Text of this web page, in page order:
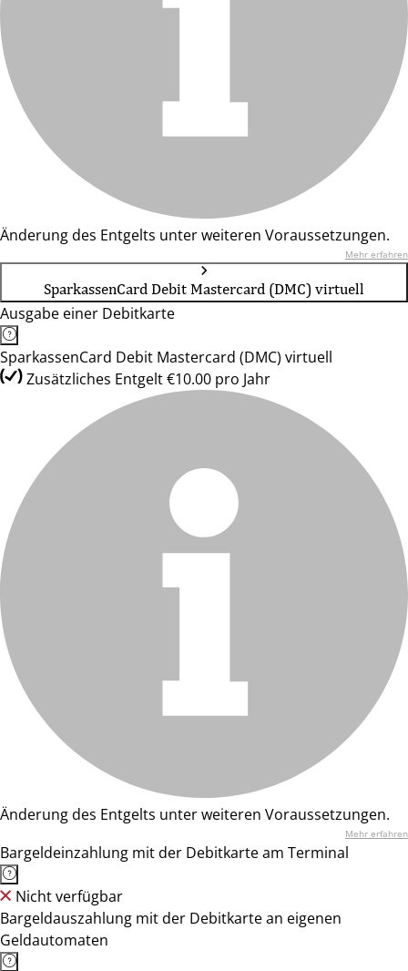
Änderung des Entgelts unter weiteren Voraussetzungen.
Mehr erfahren
SparkassenCard Debit Mastercard (DMC) virtuell
Ausgabe einer Debitkarte
SparkassenCard Debit Mastercard (DMC) virtuell
Zusätzliches Entgelt €10.00 pro Jahr
Änderung des Entgelts unter weiteren Voraussetzungen.
Mehr erfahren
Bargeldeinzahlung mit der Debitkarte am Terminal
Nicht verfügbar
Bargeldauszahlung mit der Debitkarte an eigenen
Geldautomaten